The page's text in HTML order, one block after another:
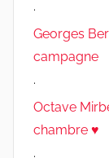
.
Georges
campagne
.
Octave
chambre ♥
.